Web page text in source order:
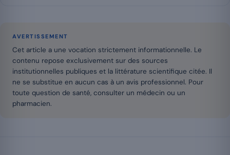
AVERTISSEMENT
Cet article a une vocation strictement informationnelle. Le
contenu repose exclusivement sur des sources
institutionnelles publiques et la littérature scientifique citée. Il
ne se substitue en aucun cas à un avis professionnel. Pour
toute question de santé, consulter un médecin ou un
pharmacien.